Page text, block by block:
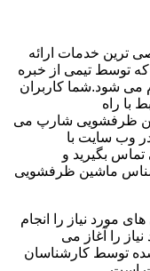
ترین خدمات ارائه
توسط تیمی از خبره
می شود.شما کاربران
با راه
ظرفشویی شارپ می
وب سایت با
تماس بگیرید و
ماشین ظرفشویی
مورد نیاز را انجام
را آغاز می
توسط کارشناسان